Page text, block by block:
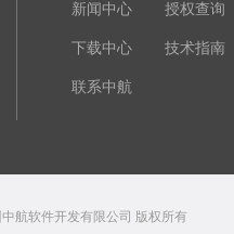
新闻中心 授权查询
下载中心 技术指南
联系中航
中航软件开发有限公司 版权所有